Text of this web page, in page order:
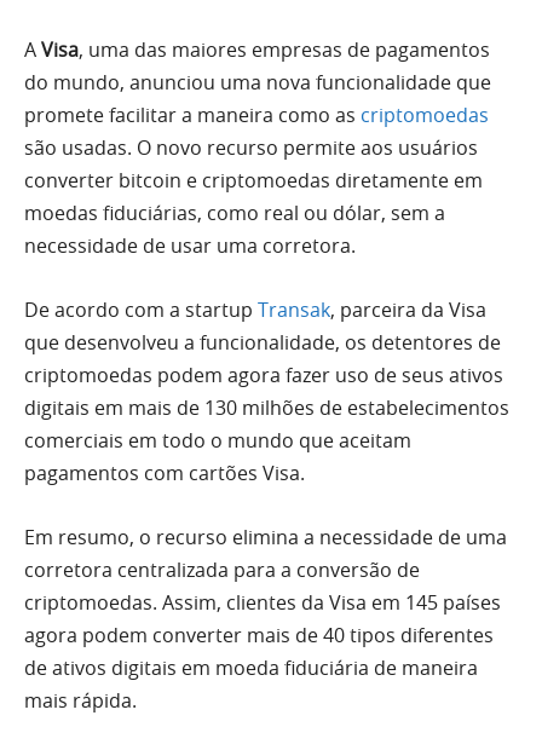
AVisa, uma das maiores empresas de pagamentos
do mundo, anunciou uma nova funcionalidade que
promete facilitar a maneira como as criptomoedas
são usadas. O novo recurso permite aos usuários
converter bitcoin e criptomoedas diretamente em
moedas fiduciárias, como real ou dólar, sem a
necessidade de usar uma corretora.
De acordo com a startup Transak, parceira da Visa
que desenvolveu a funcionalidade, os detentores de
criptomoedas podem agora fazer uso de seus ativos
digitais em mais de 130 milhões de estabelecimentos
comerciais em todo o mundo que aceitam
pagamentos com cartões Visa.
Em resumo, o recurso elimina a necessidade de uma
corretora centralizada para a conversão de
criptomoedas. Assim, clientes da Visa em 145 países
agora podem converter mais de 40 tipos diferentes
de ativos digitais em moeda fiduciária de maneira
mais rápida.